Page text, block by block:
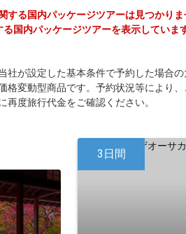
する国内パッケージツアーは見つかりま
国内パッケージツアーを表示していま
社が設定した基本条件で予約した場合
格変動型商品です。予約状況等により
度旅行代金をご確認ください。
3日間